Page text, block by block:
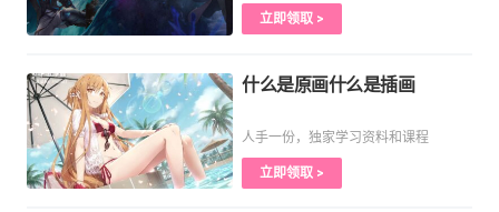
立即领取 >
什么是原画什么是插画
人手一份，独家学习资料和课程
立即领取 >